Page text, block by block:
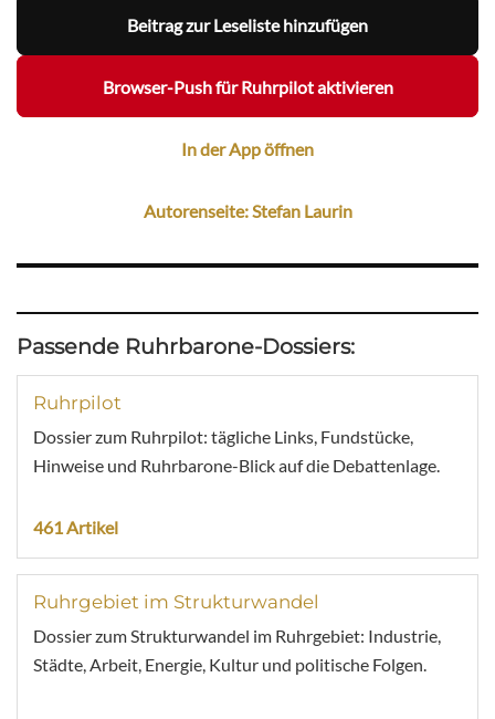
Beitrag zur Leseliste hinzufügen
Browser-Push für Ruhrpilot aktivieren
In der App öffnen
Autorenseite: Stefan Laurin
Passende Ruhrbarone-Dossiers:
Ruhrpilot
Dossier zum Ruhrpilot: tägliche Links, Fundstücke,
Hinweise und Ruhrbarone-Blick auf die Debattenlage.
461 Artikel
Ruhrgebiet im Strukturwandel
Dossier zum Strukturwandel im Ruhrgebiet: Industrie,
Städte, Arbeit, Energie, Kultur und politische Folgen.